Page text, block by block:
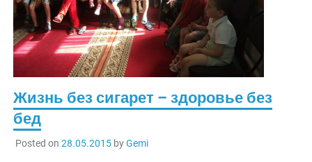
Жизнь без сигарет – здоровье без
бед
Posted on 28.05.2015byGemi